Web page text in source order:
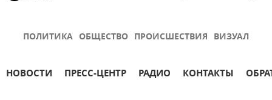
ПОЛИТИКА ОБЩЕСТВО ПРОИСШЕСТВИЯ ВИЗУАЛ
НОВОСТИ ПРЕСС-ЦЕНТР РАДИО КОНТАКТЫ